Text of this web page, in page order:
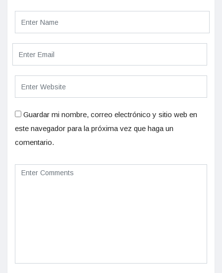
Guardar mi nombre, correo electrónico y sitio web en
este navegador para la próxima vez que haga un
comentario.